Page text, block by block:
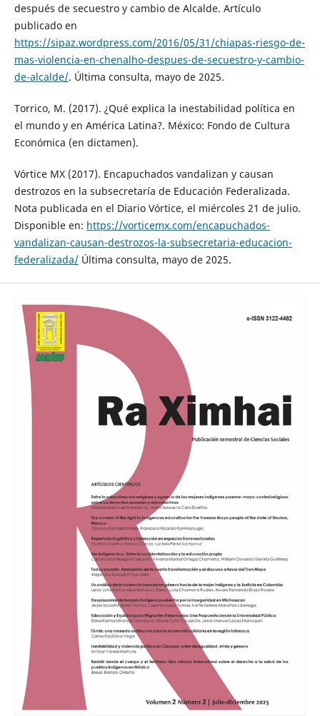
después de secuestro y cambio de Alcalde. Artículo
publicado en
https://sipaz.wordpress.com/2016/05/31/chiapas-riesgo-de-
mas-violencia-en-chenalho-despues-de-secuestro-y-cambio-
de-alcalde/. Última consulta, mayo de 2025.
Torrico, M. (2017). ¿Qué explica la inestabilidad política en
el mundo y en América Latina?. México: Fondo de Cultura
Económica (en dictamen).
Vórtice MX (2017). Encapuchados vandalizan y causan
destrozos en la subsecretaría de Educación Federalizada.
Nota publicada en el Diario Vórtice, el miércoles 21 de julio.
Disponible en: https://vorticemx.com/encapuchados-
vandalizan-causan-destrozos-la-subsecretaria-educacion-
federalizada/Última consulta, mayo de 2025.